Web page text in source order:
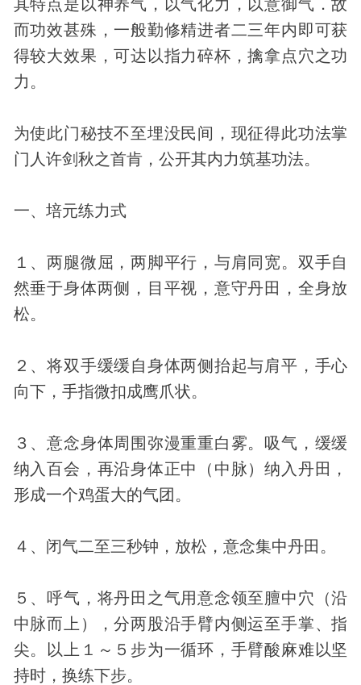
其特点是以神养气，以气化力，以意御气．故
而功效甚殊，一般勤修精进者二三年内即可获
得较大效果，可达以指力碎杯，擒拿点穴之功
力。
为使此门秘技不至埋没民间，现征得此功法掌
门人许剑秋之首肯，公开其内力筑基功法。
一、培元练力式
１、两腿微屈，两脚平行，与肩同宽。双手自
然垂于身体两侧，目平视，意守丹田，全身放
松。
２、将双手缓缓自身体两侧抬起与肩平，手心
向下，手指微扣成鹰爪状。
３、意念身体周围弥漫重重白雾。吸气，缓缓
纳入百会，再沿身体正中（中脉）纳入丹田，
形成一个鸡蛋大的气团。
４、闭气二至三秒钟，放松，意念集中丹田。
５、呼气，将丹田之气用意念领至膻中穴（沿
中脉而上），分两股沿手臂内侧运至手掌、指
尖。以上１～５步为一循环，手臂酸麻难以坚
持时，换练下步。